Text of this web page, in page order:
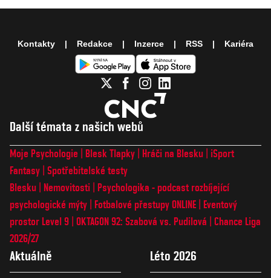
Další témata z našich webů
Moje Psychologie Blesk Tlapky Hráči na Blesku
iSport
Fantasy Spotřebitelské testy
Blesku
Nemovitosti
Psychologika - podcast rozbíjející
psychologické mýty
Fotbalové přestupy ONLINE
Eventový
prostor Level 9 OKTAGON 92: Szabová vs. Pudilová
Chance Liga
2026/27
Aktuálně Léto 2026
Kontakty Redakce Inzerce RSS Kariéra